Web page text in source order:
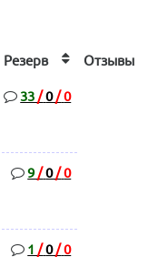
Резерв
33 /0/0
9 /0/0
1 /0/0